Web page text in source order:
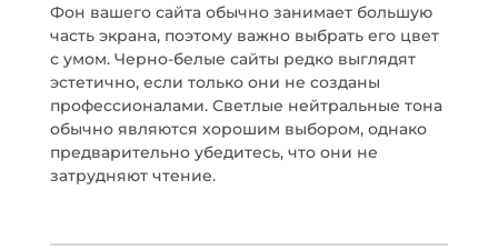
Фон вашего сайта обычно занимает большую
часть экрана, поэтому важно выбрать его цвет
с умом. Черно-белые сайты редко выглядят
эстетично, если только они не созданы
профессионалами. Светлые нейтральные тона
обычно являются хорошим выбором, однако
предварительно убедитесь, что они не
затрудняют чтение.